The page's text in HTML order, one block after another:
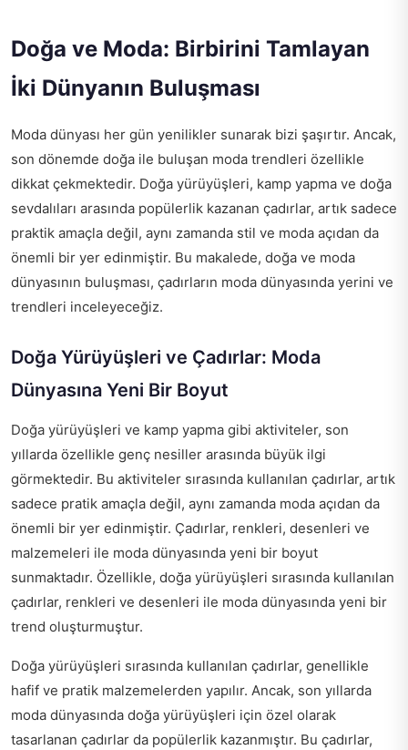
Doğa ve Moda: Birbirini Tamlayan
İki Dünyanın Buluşması
Moda dünyası her gün yenilikler sunarak bizi şaşırtır. Ancak,
son dönemde doğa ile buluşan moda trendleri özellikle
dikkat çekmektedir. Doğa yürüyüşleri, kamp yapma ve doğa
sevdalıları arasında popülerlik kazanan çadırlar, artık sadece
praktik amaçla değil, aynı zamanda stil ve moda açıdan da
önemli bir yer edinmiştir. Bu makalede, doğa ve moda
dünyasının buluşması, çadırların moda dünyasında yerini ve
trendleri inceleyeceğiz.
Doğa Yürüyüşleri ve Çadırlar: Moda
Dünyasına Yeni Bir Boyut
Doğa yürüyüşleri ve kamp yapma gibi aktiviteler, son
yıllarda özellikle genç nesiller arasında büyük ilgi
görmektedir. Bu aktiviteler sırasında kullanılan çadırlar, artık
sadece pratik amaçla değil, aynı zamanda moda açıdan da
önemli bir yer edinmiştir. Çadırlar, renkleri, desenleri ve
malzemeleri ile moda dünyasında yeni bir boyut
sunmaktadır. Özellikle, doğa yürüyüşleri sırasında kullanılan
çadırlar, renkleri ve desenleri ile moda dünyasında yeni bir
trend oluşturmuştur.
Doğa yürüyüşleri sırasında kullanılan çadırlar, genellikle
hafif ve pratik malzemelerden yapılır. Ancak, son yıllarda
moda dünyasında doğa yürüyüşleri için özel olarak
tasarlanan çadırlar da popülerlik kazanmıştır. Bu çadırlar,